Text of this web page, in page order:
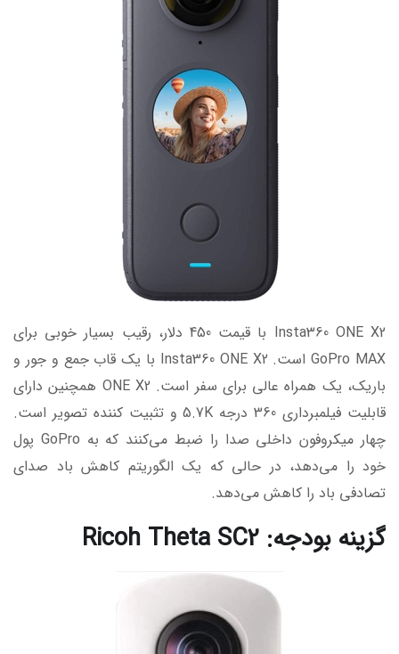
Insta360 ONE X2 با قیمت 450 دلار، رقیب بسیار خوبی برای
GoPro MAX است. Insta360 ONE X2 با یک قاب جمع و جور و
باریک، یک همراه عالی برای سفر است. ONE X2 همچنین دارای
قابلیت فیلمبرداری 360 درجه 5.7K و تثبیت کننده تصویر است.
چهار میکروفون داخلی صدا را ضبط می‌کنند که به GoPro پول
خود را می‌دهد، در حالی که یک الگوریتم کاهش باد صدای
تصادفی باد را کاهش می‌دهد.
گزینه بودجه: Ricoh Theta SC2